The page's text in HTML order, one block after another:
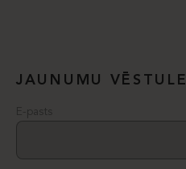
JAUNUMU VĒSTULE
E-pasts